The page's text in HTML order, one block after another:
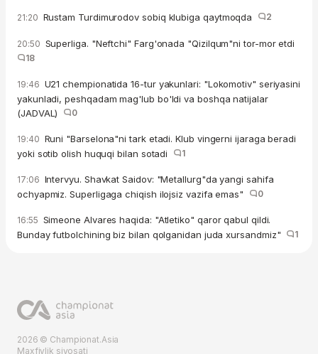
21:20 Rustam Turdimurodov sobiq klubiga qaytmoqda 2
20:50 Superliga. "Neftchi" Farg'onada "Qizilqum"ni tor-mor etdi
18
19:46 U21 chempionatida 16-tur yakunlari: "Lokomotiv" seriyasini
yakunladi, peshqadam mag'lub bo'ldi va boshqa natijalar
(JADVAL)
0
19:40 Runi "Barselona"ni tark etadi. Klub vingerni ijaraga beradi
yoki sotib olish huquqi bilan sotadi
1
17:06 Intervyu. Shavkat Saidov: "Metallurg"da yangi sahifa
ochyapmiz. Superligaga chiqish ilojsiz vazifa emas"
0
16:55 Simeone Alvares haqida: "Atletiko" qaror qabul qildi.
Bunday futbolchining biz bilan qolganidan juda xursandmiz"
1
2026 © Championat.Asia
Maxfiylik siyosati